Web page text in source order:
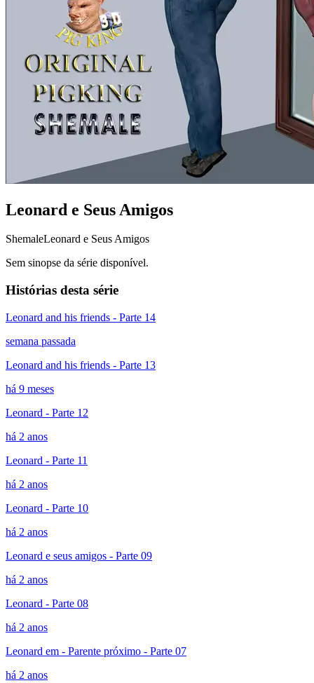
Leonard e Seus Amigos
ShemaleLeonard e Seus Amigos
Sem sinopse da série disponível.
Histórias desta série
Leonard and his friends - Parte 14
semana passada
Leonard and his friends - Parte 13
há 9 meses
Leonard - Parte 12
há 2 anos
Leonard - Parte 11
há 2 anos
Leonard - Parte 10
há 2 anos
Leonard e seus amigos - Parte 09
há 2 anos
Leonard - Parte 08
há 2 anos
Leonard em - Parente próximo - Parte 07
há 2 anos